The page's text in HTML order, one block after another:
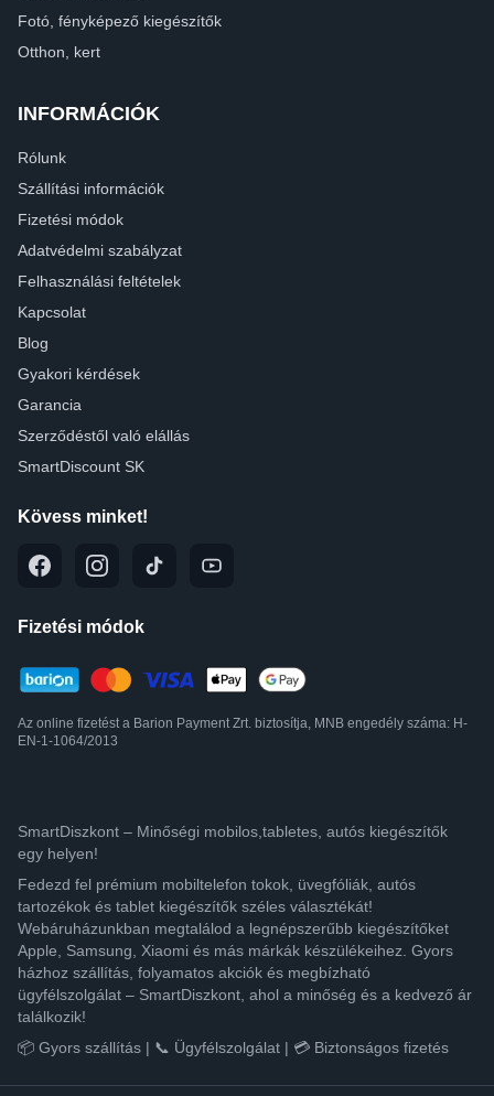
Fotó, fényképező kiegészítők
Otthon, kert
INFORMÁCIÓK
Rólunk
Szállítási információk
Fizetési módok
Adatvédelmi szabályzat
Felhasználási feltételek
Kapcsolat
Blog
Gyakori kérdések
Garancia
Szerződéstől való elállás
SmartDiscount SK
Kövess minket!
Fizetési módok
Az online fizetést a Barion Payment Zrt. biztosítja, MNB engedély száma: H-
EN-1-1064/2013
SmartDiszkont – Minőségi mobilos,tabletes, autós kiegészítők
egy helyen!
Fedezd fel prémium mobiltelefon tokok, üvegfóliák, autós
tartozékok és tablet kiegészítők széles választékát!
Webáruházunkban megtalálod a legnépszerűbb kiegészítőket
Apple, Samsung, Xiaomi és más márkák készülékeihez. Gyors
házhoz szállítás, folyamatos akciók és megbízható
ügyfélszolgálat – SmartDiszkont, ahol a minőség és a kedvező ár
találkozik!
📦 Gyors szállítás | 📞 Ügyfélszolgálat | 💳 Biztonságos fizetés